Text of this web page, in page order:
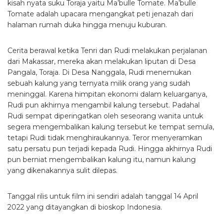
kisah nyata suku Toraja yaitu Ma’bulle Tomate. Ma’bulle
Tomate adalah upacara mengangkat peti jenazah dari
halaman rumah duka hingga menuju kuburan.
Cerita berawal ketika Tenri dan Rudi melakukan perjalanan
dari Makassar, mereka akan melakukan liputan di Desa
Pangala, Toraja. Di Desa Nanggala, Rudi menemukan
sebuah kalung yang ternyata milik orang yang sudah
meninggal. Karena himpitan ekonomi dalam keluarganya,
Rudi pun akhirnya mengambil kalung tersebut. Padahal
Rudi sempat diperingatkan oleh seseorang wanita untuk
segera mengembalikan kalung tersebut ke tempat semula,
tetapi Rudi tidak menghiraukannya. Teror menyeramkan
satu persatu pun terjadi kepada Rudi. Hingga akhirnya Rudi
pun berniat mengembalikan kalung itu, namun kalung
yang dikenakannya sulit dilepas.
Tanggal rilis untuk film ini sendiri adalah tanggal 14 April
2022 yang ditayangkan di bioskop Indonesia.